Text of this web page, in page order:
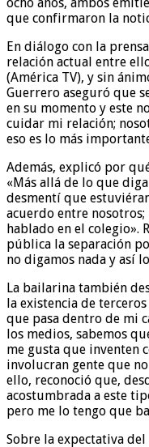
que confirmaron la
En diálogo con la
relación actual entre
(América TV), y sin
Guerrero aseguró que
en su momento y este
cuidar mi relación;
eso es lo más
Además, explicó por
«Más allá de lo que
desmentí que
acuerdo entre
hablado en el colegio».
pública la separación
no digamos nada y así
La bailarina también
la existencia de
que pasa dentro de mi
los medios, sabemos
me gusta que inventen
involucran gente que
ello, reconoció que,
acostumbrada a este
pero me lo tengo que
Sobre la expectativa